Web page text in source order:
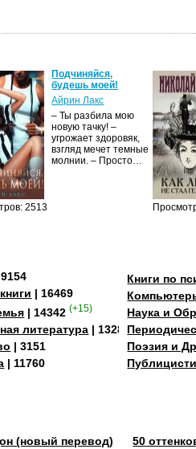
2513
Подчиняйся,
будешь моей!
Айрин Лакс
– Ты разбила мою
новую тачку! –
угрожает здоровяк,
взгляд мечет темные
молнии. – Просто…
| 16469
| 14342 (+15)
литература | 13284
| 3151
| 11760
Книги по
Наука и
Поэзия и
(новый перевод) 50